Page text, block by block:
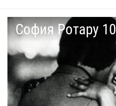
София Ротару 10